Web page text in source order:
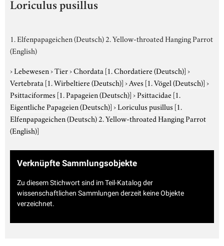
Loriculus pusillus
1. Elfenpapageichen (Deutsch) 2. Yellow-throated Hanging Parrot
(English)
›Lebewesen›Tier›Chordata [1. Chordatiere (Deutsch)]›
Vertebrata [1. Wirbeltiere (Deutsch)]›Aves [1. Vögel (Deutsch)]›
Psittaciformes [1. Papageien (Deutsch)]›Psittacidae [1.
Eigentliche Papageien (Deutsch)]›Loriculus pusillus [1.
Elfenpapageichen (Deutsch) 2. Yellow-throated Hanging Parrot
(English)]
Verknüpfte Sammlungsobjekte
Zu diesem Stichwort sind im Teil-Katalog der
wissenschaftlichen Sammlungen derzeit keine Objekte
verzeichnet.